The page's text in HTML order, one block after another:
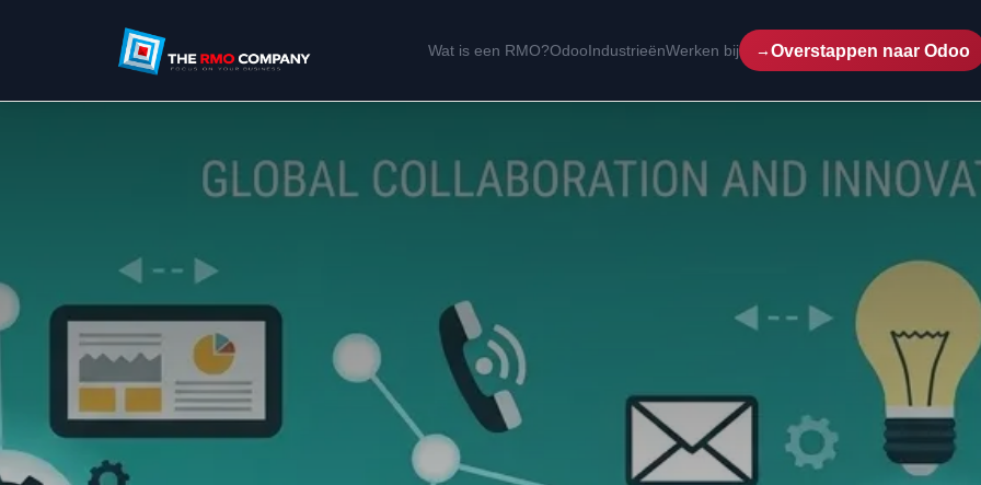
Wat is een RMO?OdooIndustrieënWerken bij Overstappen naar Odoo